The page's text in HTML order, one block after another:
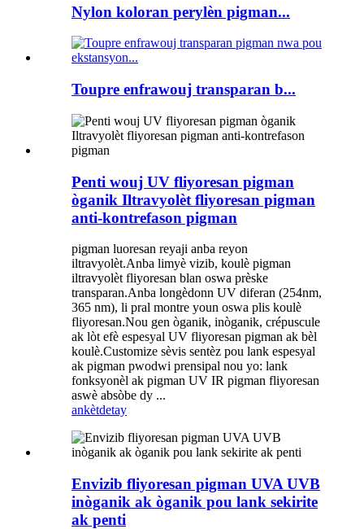
Nylon koloran perylèn pigman...
Toupre enfrawouj transparan b...
Penti wouj UV fliyoresan pigman
òganik Iltravyolèt fliyoresan pigman
anti-kontrefason pigman
pigman luoresan reyaji anba reyon
iltravyolèt.Anba limyè vizib, koulè pigman
iltravyolèt fliyoresan blan oswa prèske
transparan.Anba longèdonn UV diferan (254nm,
365 nm), li pral montre youn oswa plis koulè
fliyoresan.Nou gen òganik, inòganik, crépuscule
ak lòt efè espesyal UV fliyoresan pigman ak bèl
koulè.Customize sèvis sentèz pou lank espesyal
ak pigman pwodwi prensipal nou yo: lank
fonksyonèl ak pigman UV IR pigman fliyoresan
aswè absòbe dy ...
ankètdetay
Envizib fliyoresan pigman UVA UVB
inòganik ak òganik pou lank sekirite
ak penti